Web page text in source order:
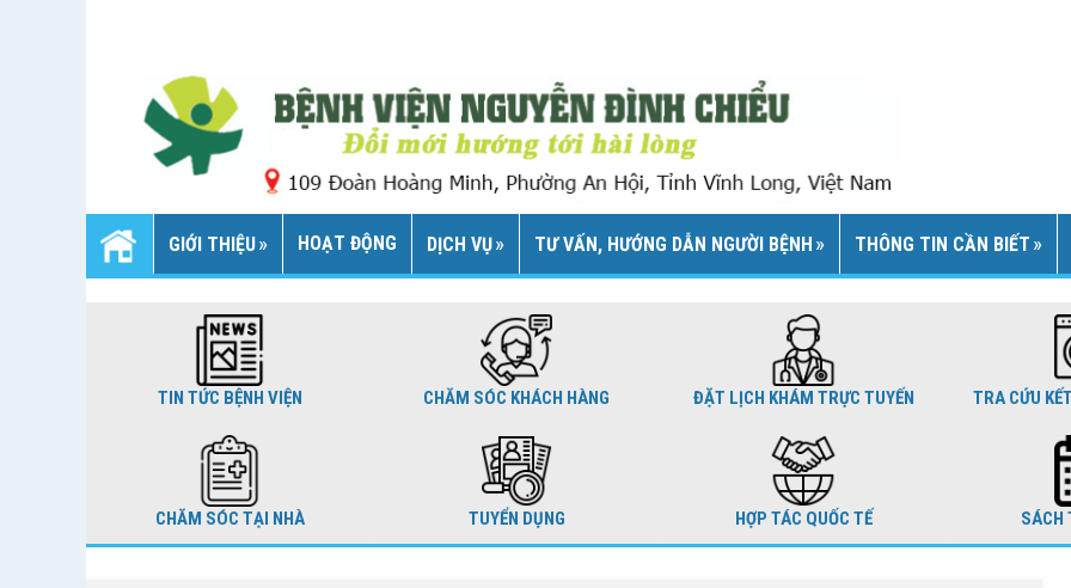
GIỚI THIỆU HOẠT ĐỘNG DỊCH VỤ TƯ VẤN, HƯỚNG DẪN NGƯỜI BỆNH THÔNG TIN CẦN BIẾT
TIN TỨC BỆNH VIỆN CHĂM SÓC KHÁCH HÀNG ĐẶT LỊCH KHÁM TRỰC TUYẾN TRA CỨU
CHĂM SÓC TẠI NHÀ TUYỂN DỤNG HỢP TÁC QUỐC TẾ SÁCH